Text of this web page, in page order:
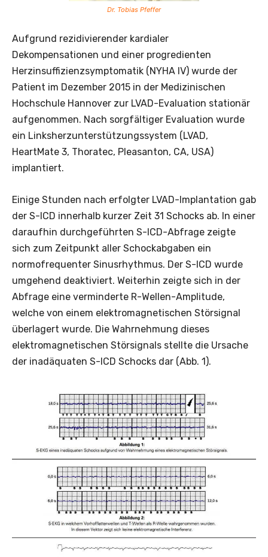
Dr. Tobias Pfeffer
Aufgrund rezidivierender kardialer
Dekompensationen und einer progredienten
Herzinsuffizienzsymptomatik (NYHA IV) wurde der
Patient im Dezember 2015 in der Medizinischen
Hochschule Hannover zur LVAD-Evaluation stationär
aufgenommen. Nach sorgfältiger Evaluation wurde
ein Linksherzunterstützungssystem (LVAD,
HeartMate 3, Thoratec, Pleasanton, CA, USA)
implantiert.
Einige Stunden nach erfolgter LVAD-Implantation gab
der S-ICD innerhalb kurzer Zeit 31 Schocks ab. In einer
daraufhin durchgeführten S-ICD-Abfrage zeigte
sich zum Zeitpunkt aller Schockabgaben ein
normofrequenter Sinusrhythmus. Der S-ICD wurde
umgehend deaktiviert. Weiterhin zeigte sich in der
Abfrage eine verminderte R-Wellen-Amplitude,
welche von einem elektromagnetischen Störsignal
überlagert wurde. Die Wahrnehmung dieses
elektromagnetischen Störsignals stellte die Ursache
der inadäquaten S-ICD Schocks dar (Abb. 1).